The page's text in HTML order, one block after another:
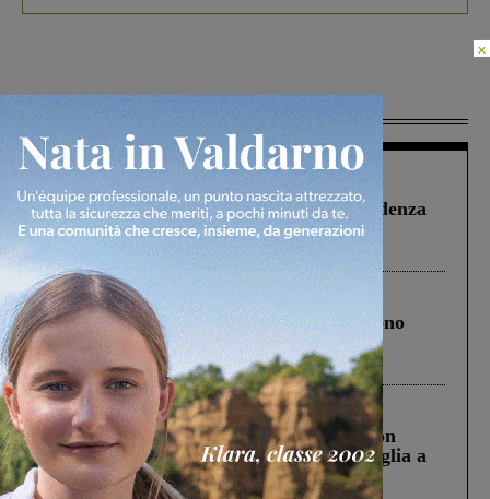
Figline Incisa Valdarno 1 Agosto 2026
Piscina di Figline finanziata oltre la scadenza
Pnrr, il gruppo di Fratelli d’Italia: “Un
ringraziamento al Governo”
Cronaca 4 Agosto 2026
Un anno fa la strage in A1 in cui morirono
Gianni, Giulia e Franco. Lo schianto, il
processo, lo stop ai sorpassi fra tir....
Cronaca 3 Agosto 2026
Scomparso da una struttura di Castiglion
Fiorentino l’uomo che aveva ucciso la figlia a
Levane nel 2020
×